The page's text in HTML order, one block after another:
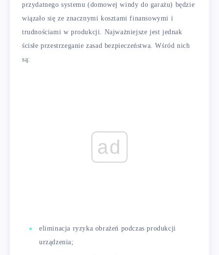
przydatnego systemu (domowej windy do garażu) będzie
wiązało się ze znacznymi kosztami finansowymi i
trudnościami w produkcji. Najważniejsze jest jednak
ścisłe przestrzeganie zasad bezpieczeństwa. Wśród nich
są:
ad
eliminacja ryzyka obrażeń podczas produkcji
urządzenia;